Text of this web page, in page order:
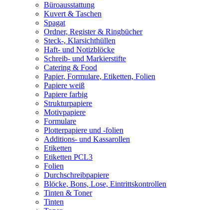
Büroausstattung
Kuvert & Taschen
Spagat
Ordner, Register & Ringbücher
Steck-, Klarsichthüllen
Haft- und Notizblöcke
Schreib- und Markierstifte
Catering & Food
Papier, Formulare, Etiketten, Folien
Papiere weiß
Papiere farbig
Strukturpapiere
Motivpapiere
Formulare
Plotterpapiere und -folien
Additions- und Kassarollen
Etiketten
Etiketten PCL3
Folien
Durchschreibpapiere
Blöcke, Bons, Lose, Eintrittskontrollen
Tinten & Toner
Tinten